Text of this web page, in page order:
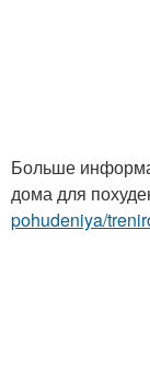
Больше
дома для
pohudeniya/